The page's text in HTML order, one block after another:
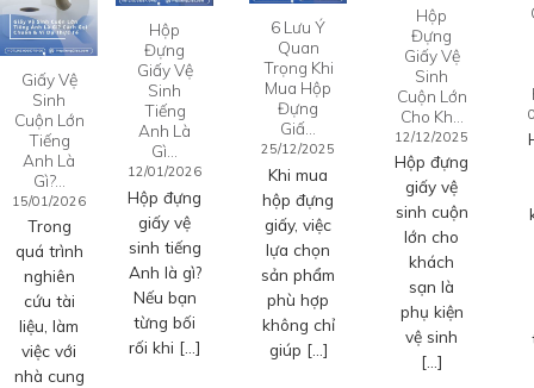
Giấy Vệ
Sinh
Cuộn Lớn
Tiếng
Anh Là
Gì?…
15/01/2026
Trong
quá trình
nghiên
cứu tài
liệu, làm
việc với
nhà cung
Hộp
Đựng
Giấy Vệ
Sinh
Tiếng
Anh Là
Gì…
12/01/2026
Hộp đựng
giấy vệ
sinh tiếng
Anh là gì?
Nếu bạn
từng bối
rối khi […]
6 Lưu Ý
Quan
Trọng Khi
Mua Hộp
Đựng
Giấ…
25/12/2025
Khi mua
hộp đựng
giấy, việc
lựa chọn
sản phẩm
phù hợp
không chỉ
giúp […]
Hộp
Đựng
Giấy Vệ
Sinh
Cuộn Lớn
Cho Kh…
12/12/2025
Hộp đựng
giấy vệ
sinh cuộn
lớn cho
khách
sạn là
phụ kiện
vệ sinh
[…]